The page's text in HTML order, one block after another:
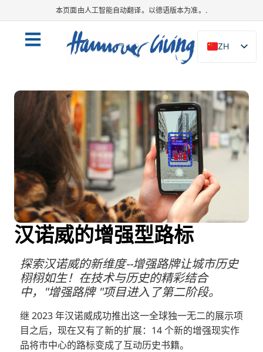
本页面由人工智能自动翻译。以德语版本为准。.
ZH
DE
NL
ES
DA
FR
TR
KO
JA
汉诺威的增强型路标
探索汉诺威的新维度--增强路牌让城市历史
栩栩如生！在技术与历史的精彩结合
中，"增强路牌 "项目进入了第二阶段。
继 2023 年汉诺威成功推出这一全球独一无二的展示项
目之后，现在又有了新的扩展：14 个新的增强现实作
品将市中心的路标变成了互动历史书籍。